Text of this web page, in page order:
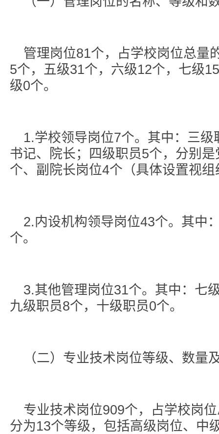
管理岗位81个，占学校岗位总量
5个，五级31个，六级12个，七级
级0个。
1.学校领导岗位7个。其中：三
书记、院长；四级职员5个，分别
个、副院长岗位4个（具体设置视
2.内设机构领导岗位43个。其中
个。
3.其他管理岗位31个。其中：七
九级职员8个，十级职员0个。
（二）专业技术岗位等级、数量
专业技术岗位909个，占学校岗
分为13个等级，包括高级岗位、中